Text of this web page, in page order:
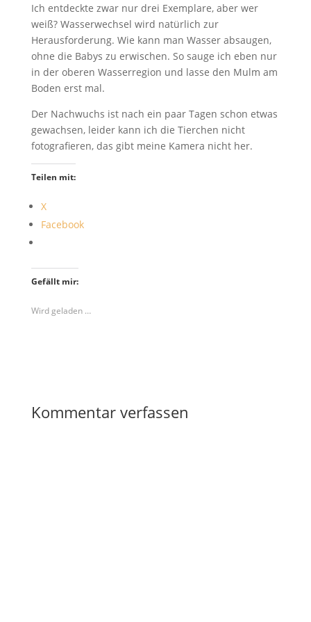
Ich entdeckte zwar nur drei Exemplare, aber wer
weiß? Wasserwechsel wird natürlich zur
Herausforderung. Wie kann man Wasser absaugen,
ohne die Babys zu erwischen. So sauge ich eben nur
in der oberen Wasserregion und lasse den Mulm am
Boden erst mal.
Der Nachwuchs ist nach ein paar Tagen schon etwas
gewachsen, leider kann ich die Tierchen nicht
fotografieren, das gibt meine Kamera nicht her.
Teilen mit:
X
Facebook
Gefällt mir:
Wird geladen …
Kommentar verfassen